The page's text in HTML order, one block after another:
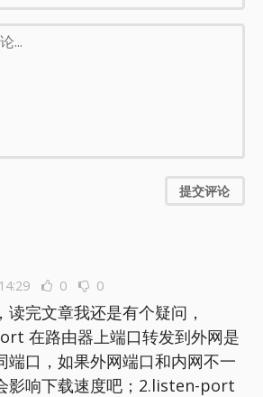
提交评论
0 0
读完文章我还是有个疑问，
在路由器上端口转发到外网是
端口，如果外网端口和内网不一
影响下载速度吧；2.listen-port